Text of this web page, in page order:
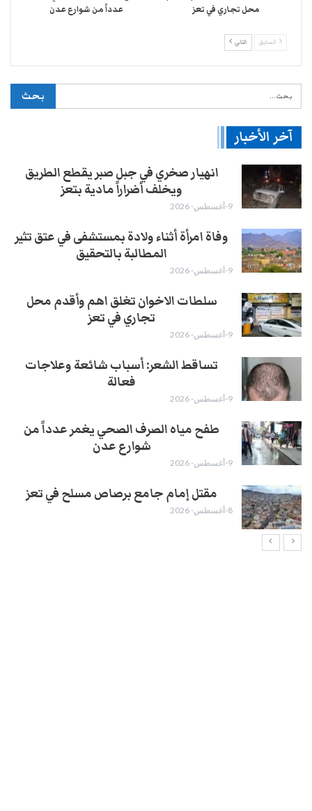
محل تجاري في تعز
عدداً من شوارع عدن
السابق التالي
آخر الأخبار
انهيار صخري في جبل صبر يقطع الطريق
ويخلف أضراراً مادية بتعز
9-أغسطس- 2026
وفاة امرأة أثناء ولادة بمستشفى في عتق تثير
المطالبة بالتحقيق
9-أغسطس- 2026
سلطات الاخوان تغلق اهم وأقدم محل
تجاري في تعز
9-أغسطس- 2026
تساقط الشعر: أسباب شائعة وعلاجات
فعالة
9-أغسطس- 2026
طفح مياه الصرف الصحي يغمر عدداً من
شوارع عدن
9-أغسطس- 2026
مقتل إمام جامع برصاص مسلح في تعز
8-أغسطس- 2026